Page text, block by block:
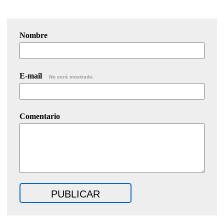
Nombre
E-mail No será mostrado.
Comentario